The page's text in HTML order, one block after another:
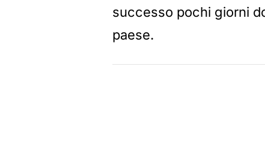
successo pochi giorni
paese.